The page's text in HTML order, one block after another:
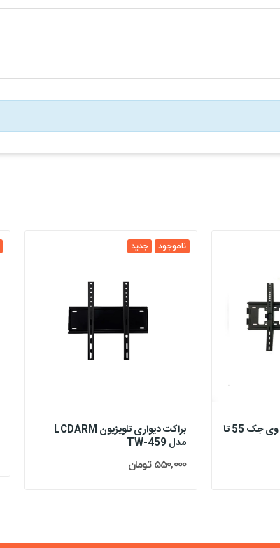
جدید ناموجود
براکت دیواری تلویزیون LCDARM
مدل TW-459
550,000 تومان
پایه دیواری تلویزیون تی وی جک 55 تا